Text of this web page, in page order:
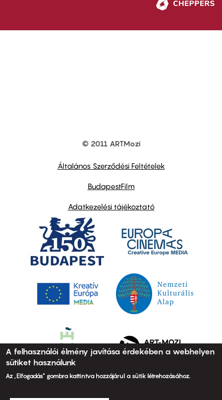
© 2011 ARTMozi
Általános Szerződési Feltételek
BudapestFilm
Adatkezelési tájékoztató
A felhasználói élmény javítása érdekében a webhelyen
sütiket használunk
Az „Elfogadás” gombra kattintva hozzájárul a sütik létrehozásához.